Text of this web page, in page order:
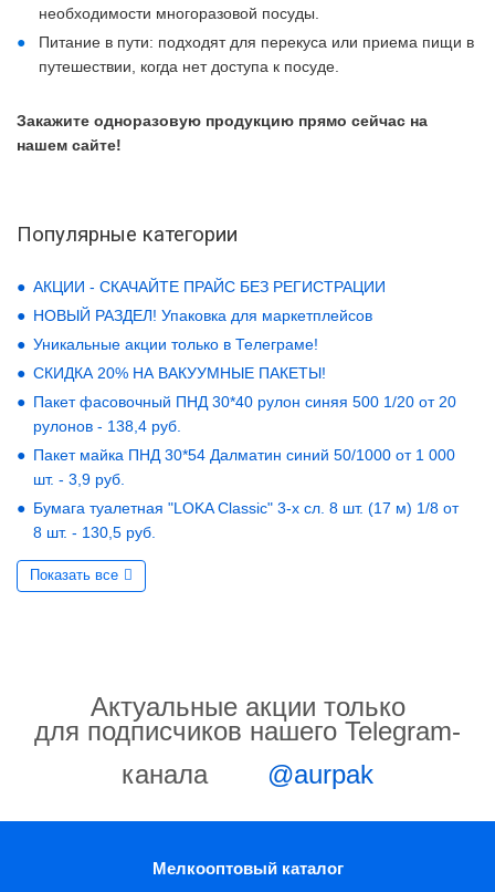
необходимости многоразовой посуды.
Питание в пути: подходят для перекуса или приема пищи в
путешествии, когда нет доступа к посуде.
Закажите одноразовую продукцию прямо сейчас на
нашем сайте!
Популярные категории
АКЦИИ - СКАЧАЙТЕ ПРАЙС БЕЗ РЕГИСТРАЦИИ
НОВЫЙ РАЗДЕЛ! Упаковка для маркетплейсов
Уникальные акции только в Телеграме!
СКИДКА 20% НА ВАКУУМНЫЕ ПАКЕТЫ!
Пакет фасовочный ПНД 30*40 рулон синяя 500 1/20 от 20
рулонов - 138,4 руб.
Пакет майка ПНД 30*54 Далматин синий 50/1000 от 1 000
шт. - 3,9 руб.
Бумага туалетная "LOKA Classic" 3-х сл. 8 шт. (17 м) 1/8 от
8 шт. - 130,5 руб.
Показать все
Актуальные акции только
для подписчиков нашего Telegram-
канала
@aurpak
Мелкооптовый каталог